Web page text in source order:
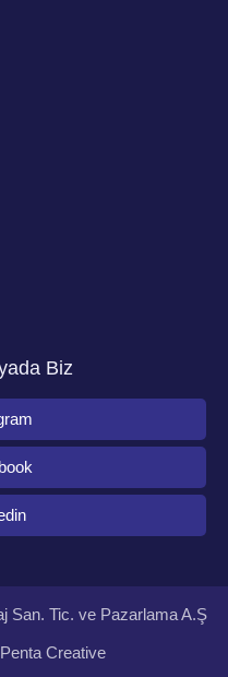
Biz
San. Tic. ve Pazarlama A.Ş
Creative